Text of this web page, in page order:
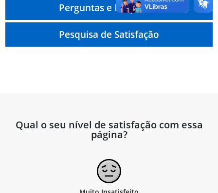
Perguntas e Respostas
Pesquisa de Satisfação
Qual o seu nível de satisfação com essa
página?